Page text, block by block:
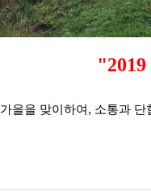
"2019
가을을 맞이하여, 소통과